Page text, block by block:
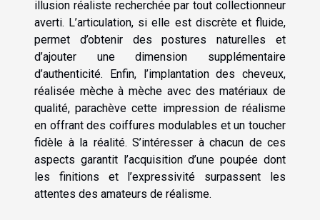
illusion réaliste recherchée par tout collectionneur
averti. L’articulation, si elle est discrète et fluide,
permet d’obtenir des postures naturelles et
d’ajouter une dimension supplémentaire
d’authenticité. Enfin, l’implantation des cheveux,
réalisée mèche à mèche avec des matériaux de
qualité, parachève cette impression de réalisme
en offrant des coiffures modulables et un toucher
fidèle à la réalité. S’intéresser à chacun de ces
aspects garantit l’acquisition d’une poupée dont
les finitions et l’expressivité surpassent les
attentes des amateurs de réalisme.